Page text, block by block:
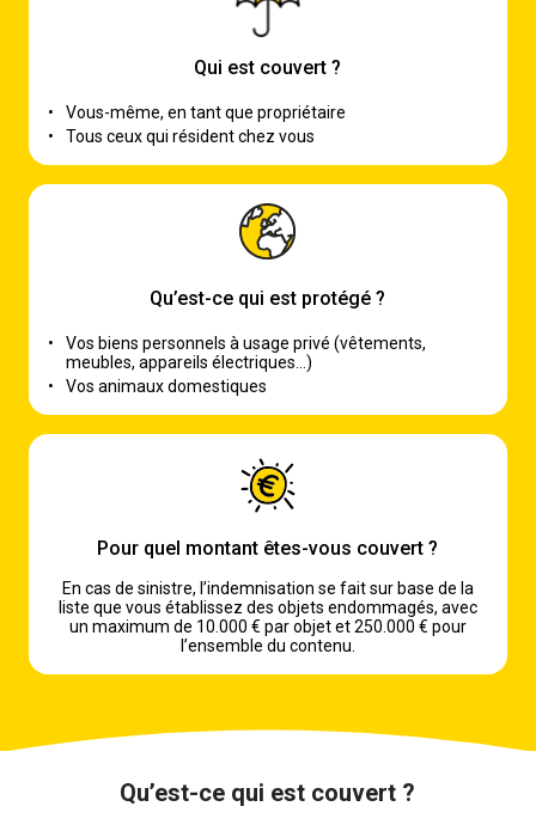
Qui est couvert ?
•
Vous-même, en tant que propriétaire
•
Tous ceux qui résident chez vous
Qu’est-ce qui est protégé ?
•
Vos biens personnels à usage privé (vêtements,
meubles, appareils électriques…)
•
Vos animaux domestiques
Pour quel montant êtes-vous couvert ?
En cas de sinistre, l’indemnisation se fait sur base de la
liste que vous établissez des objets endommagés, avec
un maximum de 10.000 € par objet et 250.000 € pour
l’ensemble du contenu.
Qu’est-ce qui est couvert ?